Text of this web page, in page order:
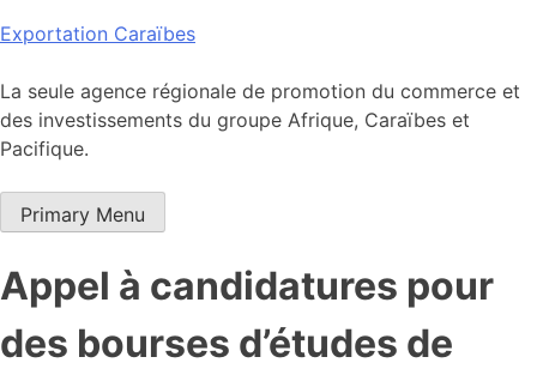
Skip
content
Exportation Caraïbes
La seule agence régionale de promotion du commerce et
des investissements du groupe Afrique, Caraïbes et
Pacifique.
Primary Menu
Appel à candidatures pour
des bourses d’études de